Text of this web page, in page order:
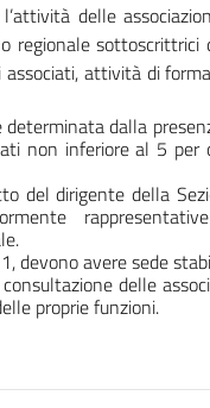
l’attività delle
regionale
attività di
dalla
non inferiore al 5
dirigente della
avere sede
delle
proprie funzioni.